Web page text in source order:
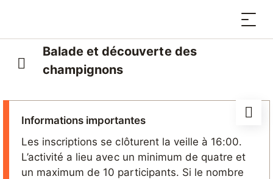
Balade et découverte des
champignons
Informations importantes
Les inscriptions se clôturent la veille à 16:00.
L’activité a lieu avec un minimum de quatre et
un maximum de 10 participants. Si le nombre